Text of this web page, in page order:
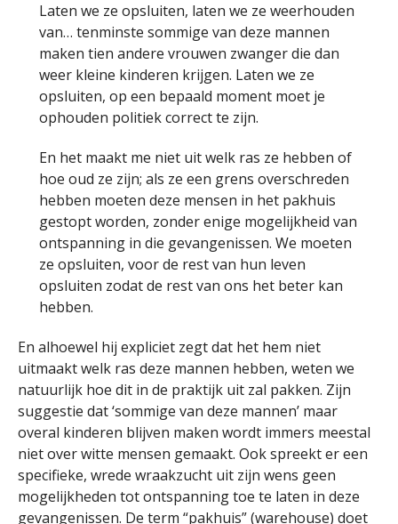
Laten we ze opsluiten, laten we ze weerhouden
van… tenminste sommige van deze mannen
maken tien andere vrouwen zwanger die dan
weer kleine kinderen krijgen. Laten we ze
opsluiten, op een bepaald moment moet je
ophouden politiek correct te zijn.
En het maakt me niet uit welk ras ze hebben of
hoe oud ze zijn; als ze een grens overschreden
hebben moeten deze mensen in het pakhuis
gestopt worden, zonder enige mogelijkheid van
ontspanning in die gevangenissen. We moeten
ze opsluiten, voor de rest van hun leven
opsluiten zodat de rest van ons het beter kan
hebben.
En alhoewel hij expliciet zegt dat het hem niet
uitmaakt welk ras deze mannen hebben, weten we
natuurlijk hoe dit in de praktijk uit zal pakken. Zijn
suggestie dat ‘sommige van deze mannen’ maar
overal kinderen blijven maken wordt immers meestal
niet over witte mensen gemaakt. Ook spreekt er een
specifieke, wrede wraakzucht uit zijn wens geen
mogelijkheden tot ontspanning toe te laten in deze
gevangenissen. De term “pakhuis” (warehouse) doet